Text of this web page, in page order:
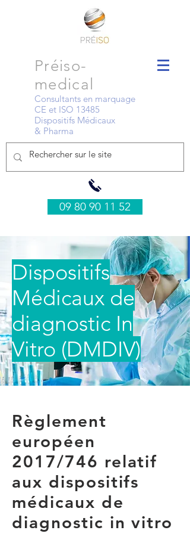
Préiso-
medical
Consultants en marquage
CE et ISO 13485
Dispositifs Médicaux
& Pharma
09 80 90 11 52
Dispositifs
Médicaux de
diagnostic In
Vitro (DMDIV)
Règlement
européen
2017/746 relatif
aux dispositifs
médicaux de
diagnostic in vitro